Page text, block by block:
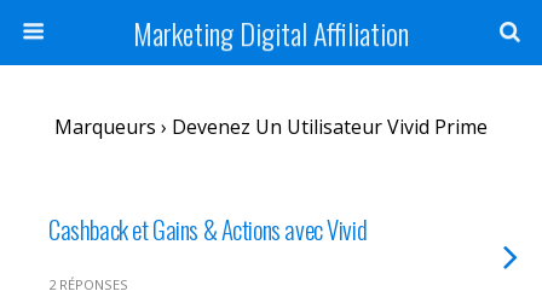
Marketing Digital Affiliation
Marqueurs › Devenez Un Utilisateur Vivid Prime
Cashback et Gains & Actions avec Vivid
2 RÉPONSES